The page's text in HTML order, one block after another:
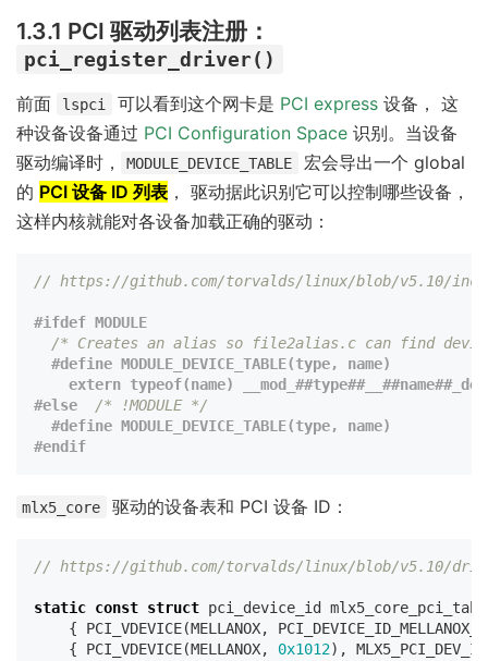
1.3.1 PCI 驱动列表注册：
pci_register_driver()
前面
lspci 可以看到这个网卡是 PCI express设备， 这
种设备设备通过 PCI Configuration Space 识别。当设备
驱动编译时，
MODULE_DEVICE_TABLE
宏会导出一个 global
的 PCI 设备 ID 列表 ， 驱动据此识别它可以控制哪些设备，
这样内核就能对各设备加载正确的驱动：
// https://github.com/torvalds/linux/blob/v5.10/
/* Creates an alias so file2alias.c can find
#define MODULE_DEVICE_TABLE(type, name)
extern typeof(name)
#else
/* !MODULE */
#define MODULE_DEVICE_TABLE(type, name)
mlx5_core 驱动的设备表和 PCI 设备 ID：
// https://github.com/torvalds/linux/blob/v5.10/
static const struct pci_device_id
{
PCI_VDEVICE(MELLANOX,
{
PCI_VDEVICE(MELLANOX, 0x1012),